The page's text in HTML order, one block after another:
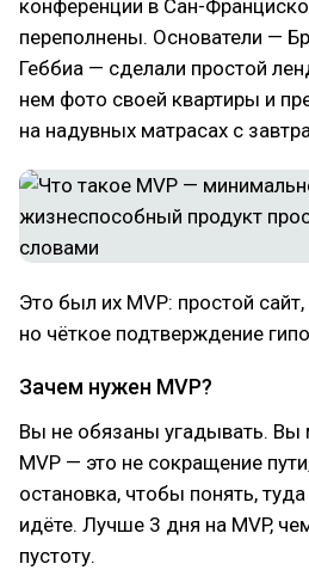
конференции в Сан-
переполнены. Основатели —
Геббиа — сделали простой
нем фото своей квартиры и
на надувных матрасах с
Это был их MVP: простой
но чёткое подтверждение
Зачем нужен MVP?
Вы не обязаны угадывать. Вы
MVP — это не сокращение
остановка, чтобы понять,
идёте. Лучше 3 дня на MVP,
пустоту.